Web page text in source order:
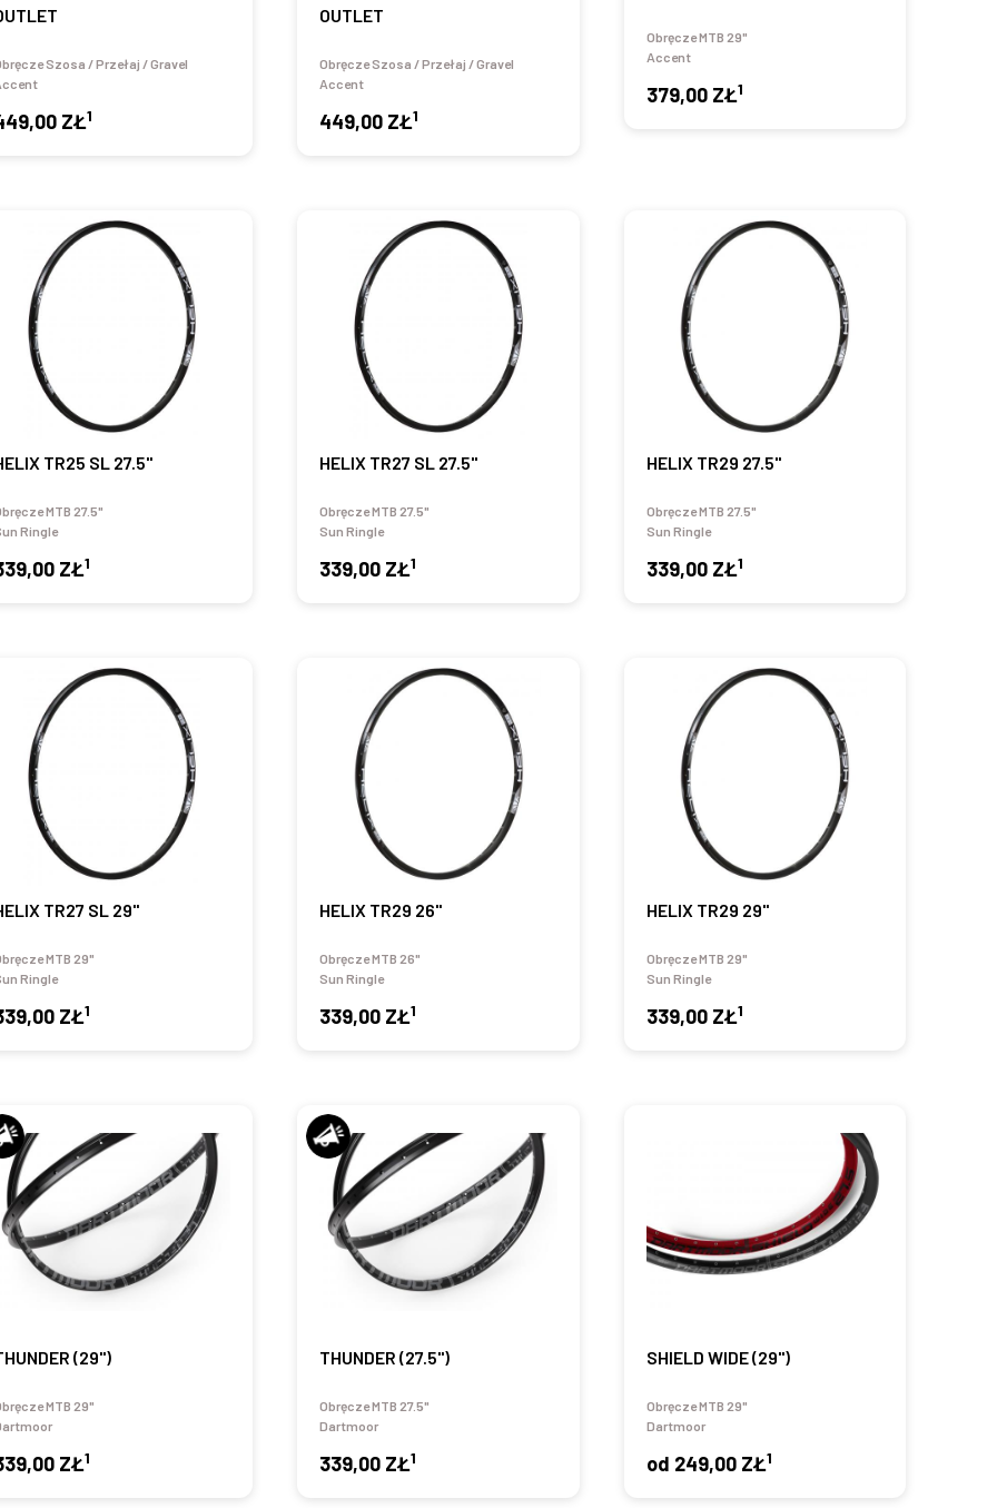
Szosa / Przełaj / Gravel
ZŁ1
OUTLET
Obręcze Szosa / Przełaj / Gravel
Accent
449,00 ZŁ1
Obręcze MTB 29"
Accent
379,00 ZŁ1
TR25 SL 27.5"
MTB 27.5"
Ringle
ZŁ1
HELIX TR27 SL 27.5"
Obręcze MTB 27.5"
Sun Ringle
339,00 ZŁ1
HELIX TR29 27.5"
Obręcze MTB 27.5"
Sun Ringle
339,00 ZŁ1
TR27 SL 29"
MTB 29"
Ringle
ZŁ1
HELIX TR29 26"
Obręcze MTB 26"
Sun Ringle
339,00 ZŁ1
HELIX TR29 29"
Obręcze MTB 29"
Sun Ringle
339,00 ZŁ1
(29")
MTB 29"
ZŁ1
THUNDER (27.5")
Obręcze MTB 27.5"
Dartmoor
339,00 ZŁ1
SHIELD WIDE (29")
Obręcze MTB 29"
Dartmoor
od 249,00 ZŁ1